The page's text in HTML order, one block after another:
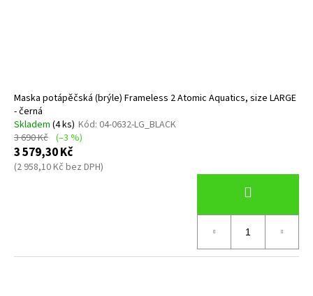
Maska potápěčská (brýle) Frameless 2 Atomic Aquatics, size LARGE
- černá
Skladem (4 ks) Kód: 04-0632-LG_BLACK
3 690 Kč (–3 %)
3 579,30 Kč
(2 958,10 Kč bez DPH)